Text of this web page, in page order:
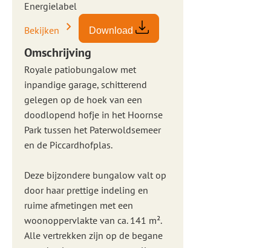
Energielabel
Bekijken
Download
Omschrijving
Royale patiobungalow met
inpandige garage, schitterend
gelegen op de hoek van een
doodlopend hofje in het Hoornse
Park tussen het Paterwoldsemeer
en de Piccardhofplas.
Deze bijzondere bungalow valt op
door haar prettige indeling en
ruime afmetingen met een
woonoppervlakte van ca. 141 m².
Alle vertrekken zijn op de begane